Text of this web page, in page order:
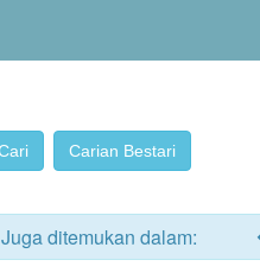
Juga ditemukan dalam: